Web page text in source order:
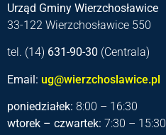
Urząd Gminy Wierzchosławice
33-122 Wierzchosławice 550
tel. (14) 631-90-30 (Centrala)
Email: ug@wierzchoslawice.pl
poniedziałek: 8:00 – 16:30
wtorek – czwartek: 7:30 – 15:30